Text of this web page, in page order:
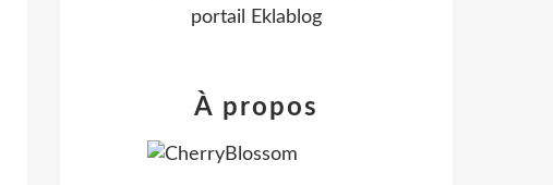
portail Eklablog
À propos